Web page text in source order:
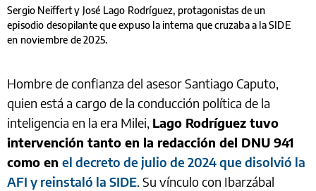
Sergio Neiffert y José Lago Rodríguez, protagonistas de un
episodio desopilante que expuso la interna que cruzaba a la SIDE
en noviembre de 2025.
Hombre de confianza del asesor Santiago Caputo,
quien está a cargo de la conducción política de la
inteligencia en la era Milei, Lago Rodríguez tuvo
intervención tanto en la redacción del DNU 941
como en el decreto de julio de 2024 que disolvió la
AFI y reinstaló la SIDE. Su vínculo con Ibarzábal